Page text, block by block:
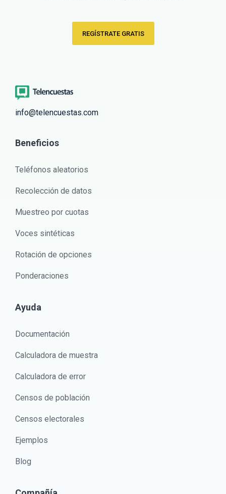
REGÍSTRATE GRATIS
info@telencuestas.com
Beneficios
Teléfonos aleatorios
Recolección de datos
Muestreo por cuotas
Voces sintéticas
Rotación de opciones
Ponderaciones
Ayuda
Documentación
Calculadora de muestra
Calculadora de error
Censos de población
Censos electorales
Ejemplos
Blog